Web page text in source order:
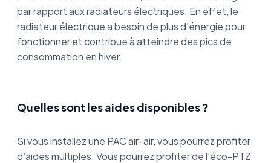
par rapport aux radiateurs électriques. En effet, le
radiateur électrique a besoin de plus d’énergie pour
fonctionner et contribue à atteindre des pics de
consommation en hiver.
Quelles sont les aides disponibles ?
Si vous installez une PAC air-air, vous pourrez profiter
d’aides multiples. Vous pourrez profiter de l’éco-PTZ